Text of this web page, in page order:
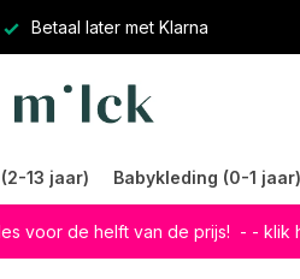
Betaal later met Klarna
13 jaar) Babykleding (0-1 jaar)
voor de helft van de prijs! - - klik